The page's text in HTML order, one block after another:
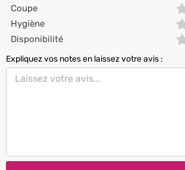
Coupe
Hygiène
Disponibilité
Expliquez vos notes en laissez votre avis :